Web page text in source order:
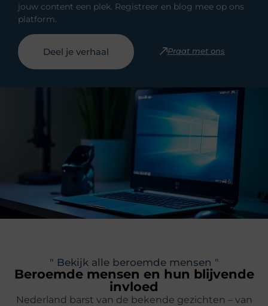
jouw content een plek. Registreer en blog mee op ons
platform.
Deel je verhaal Praat met ons
" Bekijk alle beroemde mensen "
Beroemde mensen en hun blijvende
invloed
Nederland barst van de bekende gezichten – van